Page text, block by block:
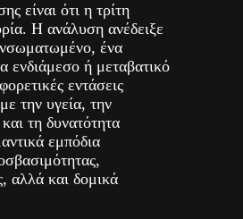
είναι ότι η τρίτη
Η ανάλυση ανέδειξε
ένα
ενδιάμεσο ή μεταβατικό
εντάσεις
την υγεία, την
τη δυνατότητα
εμπόδια
αλλά και δομικά